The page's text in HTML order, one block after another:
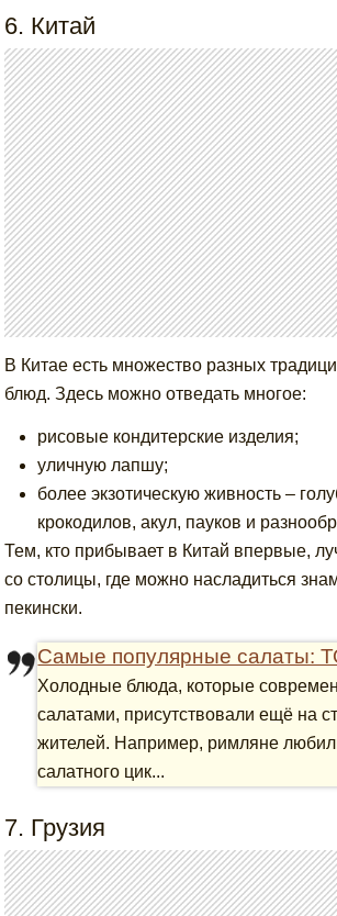
6. Китай
В Китае есть множество разных
блюд. Здесь можно отведать многое:
рисовые кондитерские изделия;
уличную лапшу;
более экзотическую живность –
крокодилов, акул, пауков и
Тем, кто прибывает в Китай впервые,
со столицы, где можно насладиться
пекински.
Самые популярные салаты:
Холодные блюда, которые
салатами, присутствовали ещё на
жителей. Например, римляне
салатного цик...
7. Грузия